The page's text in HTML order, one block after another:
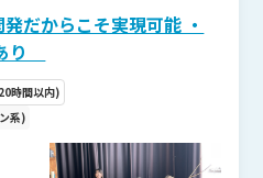
だからこそ実現可能 ・
り
時間以内)
系)